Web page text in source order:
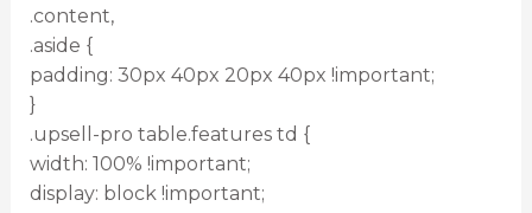
.content,
.aside {
padding: 30px 40px 20px 40px !important;
}
.upsell-pro table.features td {
width: 100% !important;
display: block !important;